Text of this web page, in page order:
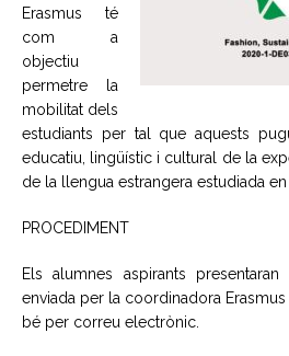
Erasmus té
com a
objectiu
permetre la
mobilitat dels
estudiants per tal que aquests
educatiu, lingüístic i cultural de la
de la llengua estrangera estudiada
PROCEDIMENT
Els alumnes aspirants
enviada per la coordinadora
bé per correu electrònic.